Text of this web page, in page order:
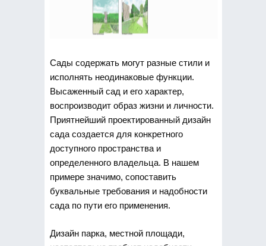
Сады содержать могут разные стили и
исполнять неодинаковые функции.
Высаженный сад и его характер,
воспроизводит образ жизни и личности.
Приятнейший проектированный дизайн
сада создается для конкретного
доступного пространства и
определенного владельца. В нашем
примере значимо, сопоставить
буквальные требования и надобности
сада по пути его применения.
Дизайн парка, местной площади,